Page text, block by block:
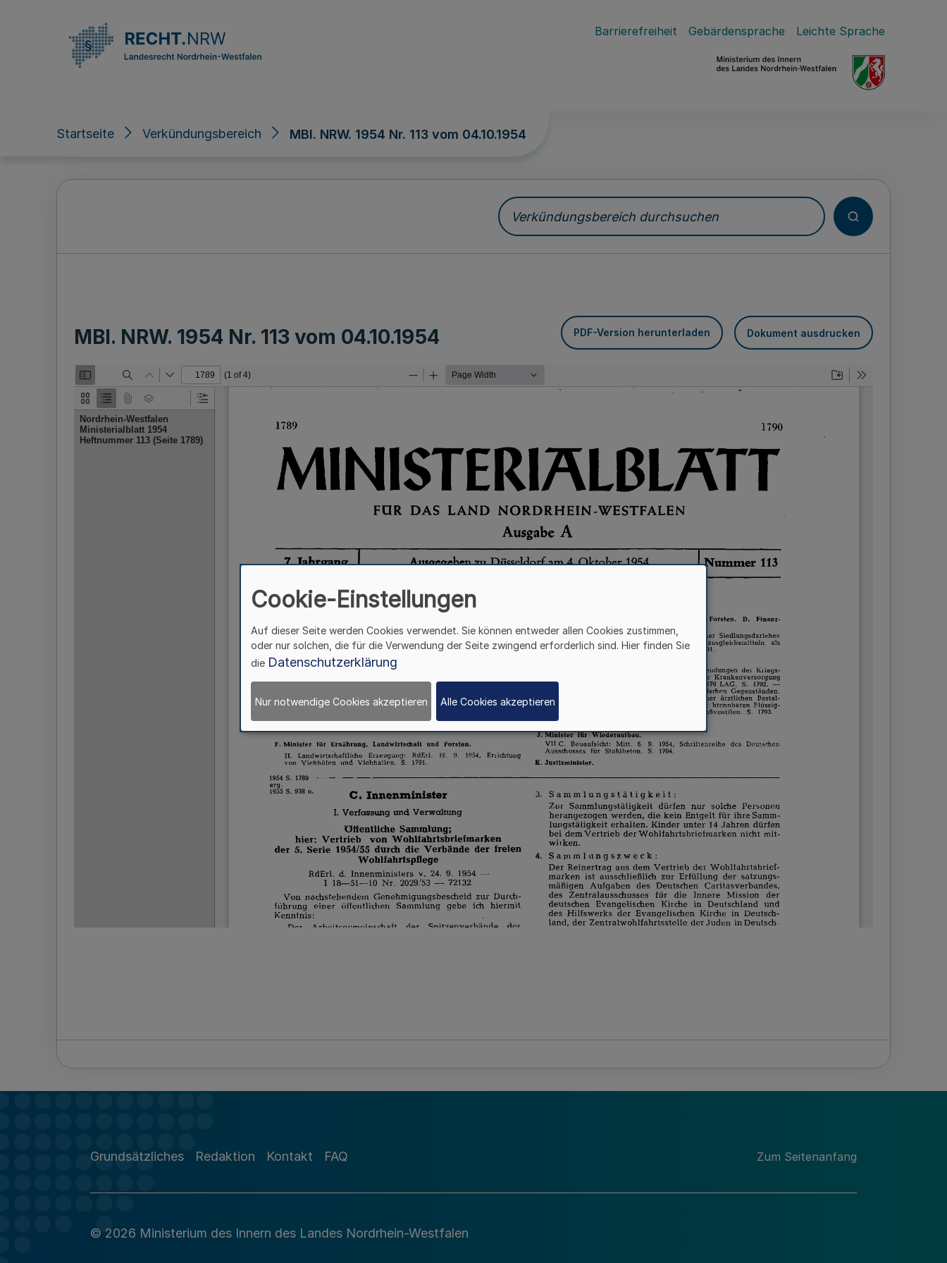
Barrierefreiheit Gebärdensprache Leichte Sprache
Startseite Verkündungsbereich MBl. NRW. 1954 Nr. 113 vom 04.10.1954
Verkündungsbereich durchsuchen
MBl. NRW. 1954 Nr. 113 vom 04.10.1954 PDF-Version herunterladen Dokument ausdrucken
Grundsätzliches Redaktion Kontakt FAQ Zum Seitenanfang
© 2026 Ministerium des Innern des Landes Nordrhein-Westfalen
Cookie-Einstellungen
Auf dieser Seite werden Cookies verwendet. Sie können entweder allen Cookies zustimmen,
oder nur solchen, die für die Verwendung der Seite zwingend erforderlich sind. Hier finden Sie
die Datenschutzerklärung
Nur notwendige Cookies akzeptieren Alle Cookies akzeptieren